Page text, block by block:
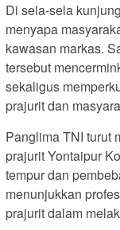
Di sela-sela
menyapa
kawasan markas.
tersebut
sekaligus
prajurit dan
Panglima TNI turut
prajurit Yontaipur
tempur dan
menunjukkan
prajurit dalam